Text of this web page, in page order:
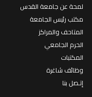
لمحة عن جامعة القدس
مكتب رئيس الجامعة
المتاحف والمراكز
الحرم الجامعي
المكتبات
وظائف شاغرة
إتـصل بنا